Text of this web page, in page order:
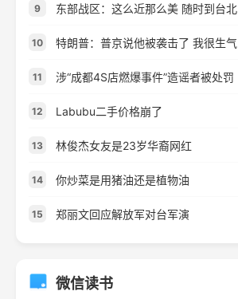
9 东部战区：这么近那么美 随时到台北
10 特朗普：普京说他被袭击了 我很生气
11 涉“成都4S店燃爆事件”造谣者被处罚
12 Labubu二手价格崩了
13 林俊杰女友是23岁华裔网红
14 你炒菜是用猪油还是植物油
15 郑丽文回应解放军对台军演
微信读书